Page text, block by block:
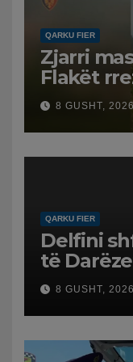
QARKU FIER
Zjarri
Flakët
Policia
në Koilac
8 GUSHT, 2026
QARKU FIER
Delfini
të
8 GUSHT, 2026